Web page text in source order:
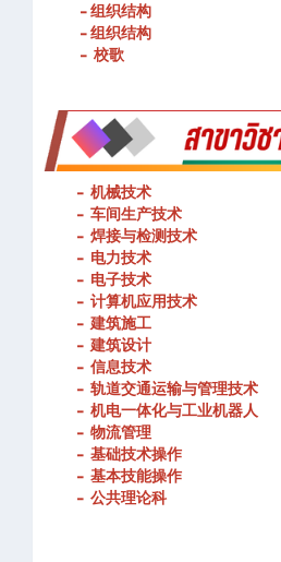
- 组织结构
- 组织结构
- 校歌
- 机械技术
- 车间生产技术
- 焊接与检测技术
- 电力技术
- 电子技术
- 计算机应用技术
-建筑施工
-建筑设计
- 信息技术
- 轨道交通运输与管理技术
- 机电一体化与工业机器人
- 物流管理
- 基础技术操作
- 基本技能操作
- 公共理论科